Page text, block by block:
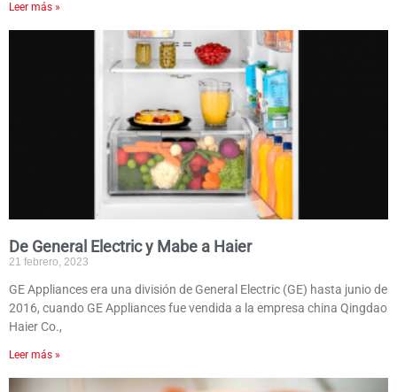
Leer más »
De General Electric y Mabe a Haier
21 febrero, 2023
GE Appliances era una división de General Electric (GE) hasta junio de
2016, cuando GE Appliances fue vendida a la empresa china Qingdao
Haier Co.,
Leer más »